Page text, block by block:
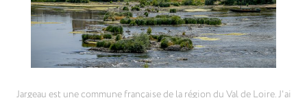
Jargeau est une commune française de la région du Val de Loire.J'ai